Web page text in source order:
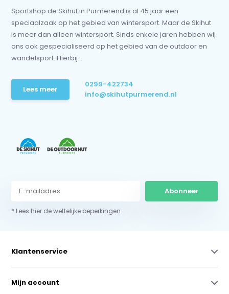
Sportshop de Skihut in Purmerend is al 45 jaar een
speciaalzaak op het gebied van wintersport. Maar de Skihut
is meer dan alleen wintersport. Sinds enkele jaren hebben wij
ons ook gespecialiseerd op het gebied van de outdoor en
wandelsport. Hierbij...
Lees meer
0299-422734
info@skihutpurmerend.nl
Abonneer
* Lees hier de wettelijke beperkingen
Klantenservice
Mijn account